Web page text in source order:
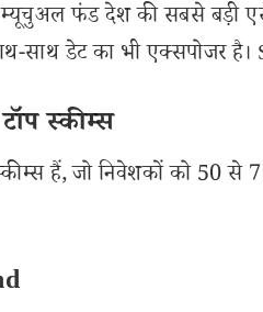
फंड देश की सबसे बड़ी
साथ डेट का भी एक्सपोजर
स्कीम्स
हैं, जो निवेशकों को 50 से 70